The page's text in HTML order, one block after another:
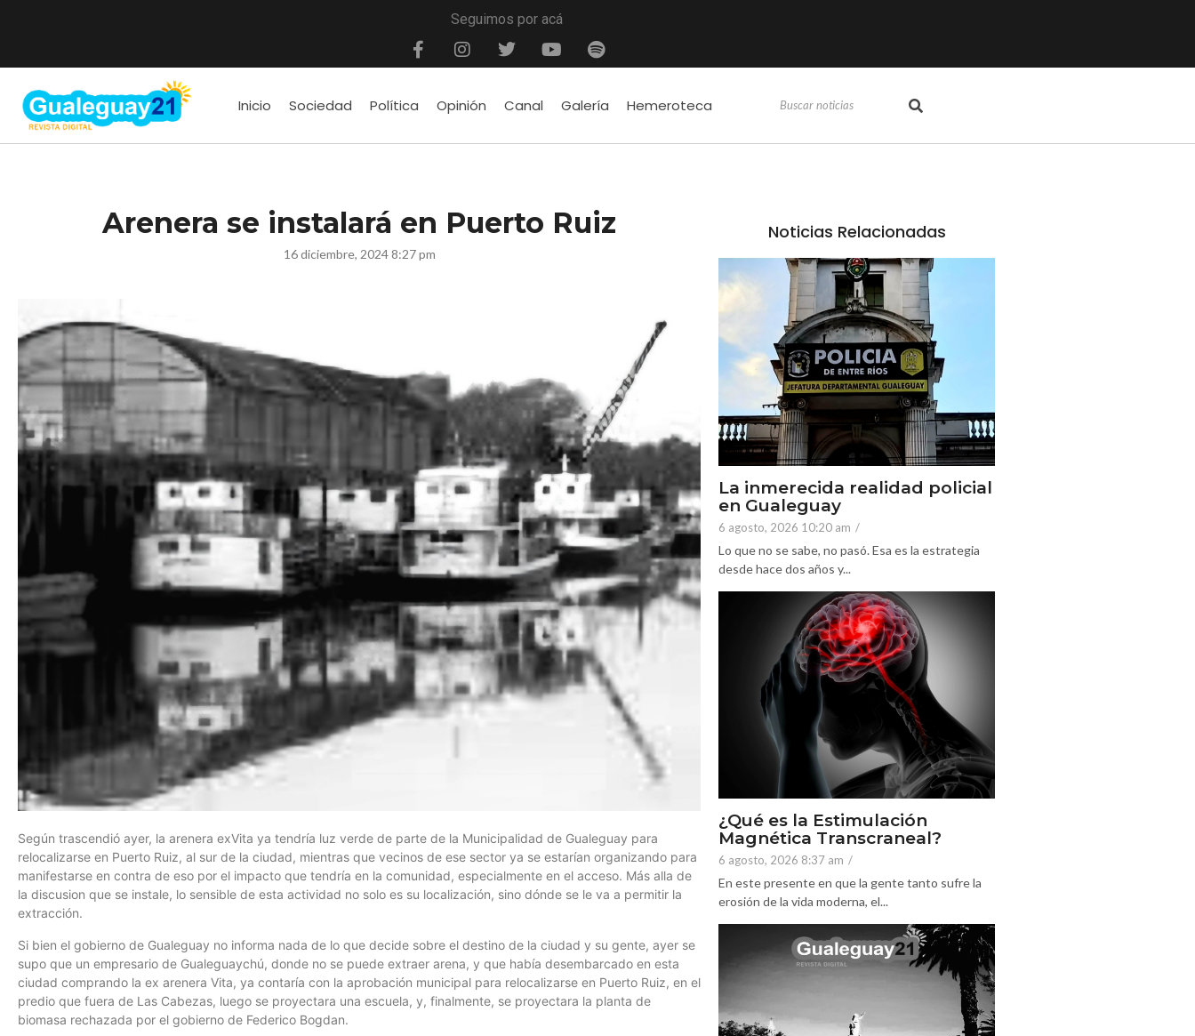
Seguimos por acá
Inicio Sociedad Política Opinión Canal Galería Hemeroteca
Arenera se instalará en Puerto Ruiz
16 diciembre, 2024 8:27 pm
Según trascendió ayer, la arenera exVita ya tendría luz verde de parte de la Municipalidad de Gualeguay para
relocalizarse en Puerto Ruiz, al sur de la ciudad, mientras que vecinos de ese sector ya se estarían organizando para
manifestarse en contra de eso por el impacto que tendría en la comunidad, especialmente en el acceso. Más alla de
la discusion que se instale, lo sensible de esta actividad no solo es su localización, sino dónde se le va a permitir la
extracción.
Si bien el gobierno de Gualeguay no informa nada de lo que decide sobre el destino de la ciudad y su gente, ayer se
supo que un empresario de Gualeguaychú, donde no se puede extraer arena, y que había desembarcado en esta
ciudad comprando la ex arenera Vita, ya contaría con la aprobación municipal para relocalizarse en Puerto Ruiz, en el
predio que fuera de Las Cabezas, luego se proyectara una escuela, y, finalmente, se proyectara la planta de
biomasa rechazada por el gobierno de Federico Bogdan.
Noticias Relacionadas
La inmerecida realidad policial
en Gualeguay
6 agosto, 2026 10:20 am /
Lo que no se sabe, no pasó. Esa es la estrategia
desde hace dos años y...
¿Qué es la Estimulación
Magnética Transcraneal?
6 agosto, 2026 8:37 am /
En este presente en que la gente tanto sufre la
erosión de la vida moderna, el...